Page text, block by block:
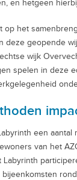
en hetgeen
op het
deze geopende
wijk
spelen in deze
een
van het